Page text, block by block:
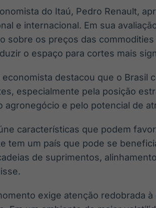
do Itaú, Pedro Renault,
e internacional. Em sua
sobre os preços das
o espaço para cortes mais
destacou que o Brasil
especialmente pela posição
agronegócio e pelo potencial de
características que podem
tem um país que pode se
de suprimentos,
exige atenção redobrada